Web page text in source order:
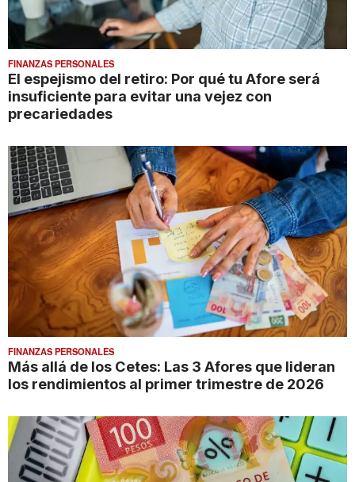
FINANZAS PERSONALES
El espejismo del retiro: Por qué tu Afore será
insuficiente para evitar una vejez con
precariedades
FINANZAS PERSONALES
Más allá de los Cetes: Las 3 Afores que lideran
los rendimientos al primer trimestre de 2026